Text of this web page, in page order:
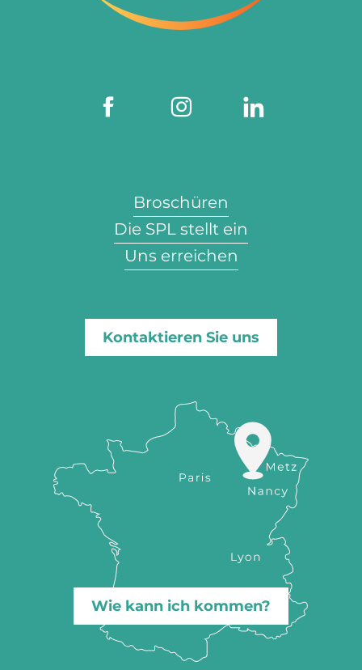
Broschüren
Die SPL stellt ein
Uns erreichen
Kontaktieren Sie uns
Wie kann ich kommen?